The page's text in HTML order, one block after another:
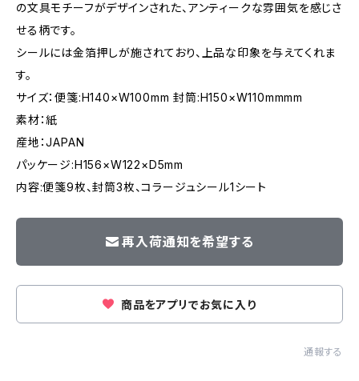
の文具モチーフがデザインされた、アンティークな雰囲気を感じさ
せる柄です。
シールには金箔押しが施されており、上品な印象を与えてくれま
す。
サイズ：便箋:H140×W100mm 封筒:H150×W110mmmm
素材：紙
産地：JAPAN
パッケージ:H156×W122×D5mm
内容:便箋9枚、封筒3枚、コラージュシール1シート
再入荷通知を希望する
商品をアプリでお気に入り
通報する